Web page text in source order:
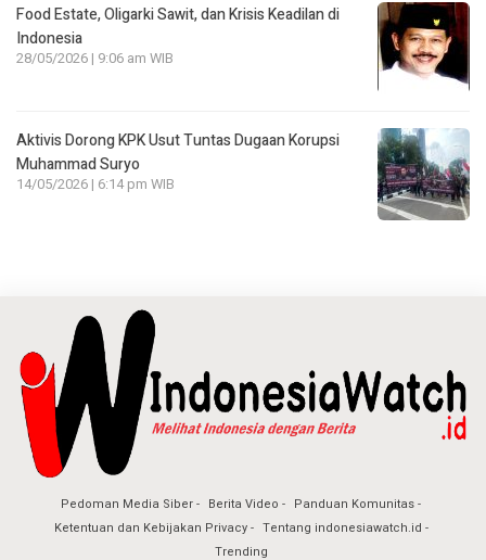
Food Estate, Oligarki Sawit, dan Krisis Keadilan di
Indonesia
28/05/2026 | 9:06 am WIB
Aktivis Dorong KPK Usut Tuntas Dugaan Korupsi
Muhammad Suryo
14/05/2026 | 6:14 pm WIB
Pedoman Media Siber Berita Video
Panduan Komunitas
Ketentuan dan Kebijakan Privacy
Tentang indonesiawatch.id
Trending